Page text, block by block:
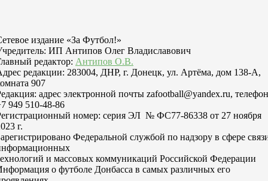
издание «За Футбол!»
ИП Антипов Олег Владиславович
редактор: Антипов О.В.
редакции: 283004, ДНР, г. Донецк, ул. Артёма, дом 138-А,
907
адрес электронной почты zafootball@yandex.ru, телефон
949 510-48-86
номер: серия ЭЛ № ФС77-86338 от 27 ноября
г.
Федеральной службой по надзору в сфере
и массовых коммуникаций Российской Федерации
о футболе Донбасса в самых различных его